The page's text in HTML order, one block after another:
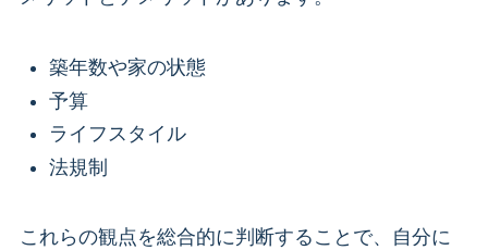
築年数や家の状態
予算
ライフスタイル
法規制
これらの観点を総合的に判断することで、自分に